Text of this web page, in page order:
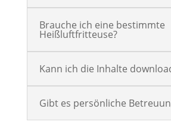
Brauche ich eine bestimmte
Heißluftfritteuse?
Kann ich die Inhalte
Gibt es persönliche